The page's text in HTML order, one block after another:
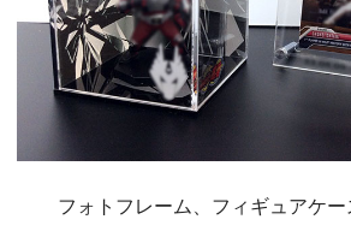
フォトフレーム、フィギュアケー